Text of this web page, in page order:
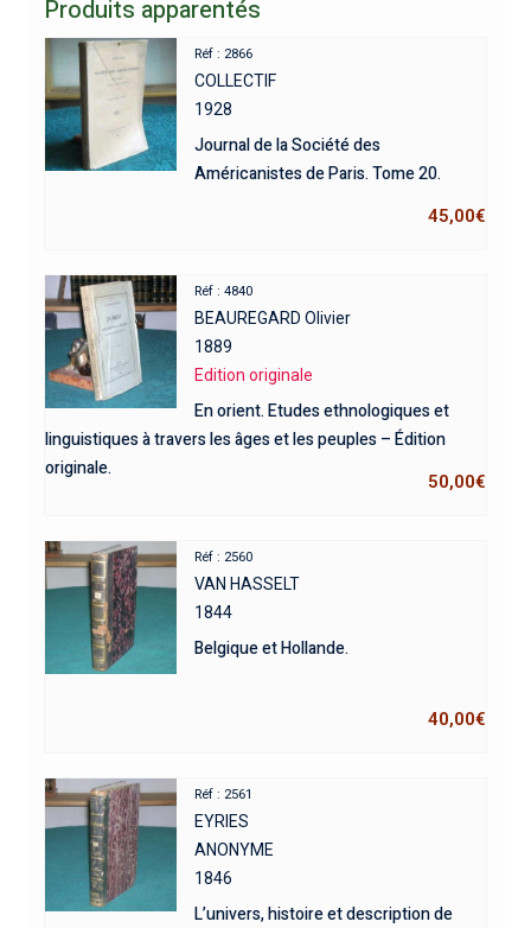
Produits apparentés
Réf : 2866
COLLECTIF
1928
Journal de la Société des
Américanistes de Paris. Tome 20.
45,00€
Réf : 4840
BEAUREGARD Olivier
1889
Edition originale
En orient. Etudes ethnologiques et
linguistiques à travers les âges et les peuples – Édition
originale.
50,00€
Réf : 2560
VAN HASSELT
1844
Belgique et Hollande.
40,00€
Réf : 2561
EYRIES
ANONYME
1846
L’univers, histoire et description de